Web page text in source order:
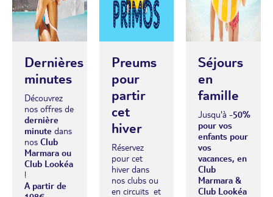
Dernières
minutes
Découvrez
nos offres de
dernière
minute dans
nos Club
Marmara ou
Club Lookéa
!
A partir de
Preums
pour
partir
cet
hiver
Réservez
pour cet
hiver dans
nos clubs ou
en circuits et
Séjours
en
famille
Jusqu'à-50%
pour vos
enfants pour
vos
vacances, en
Club
Marmara &
Club Lookéa